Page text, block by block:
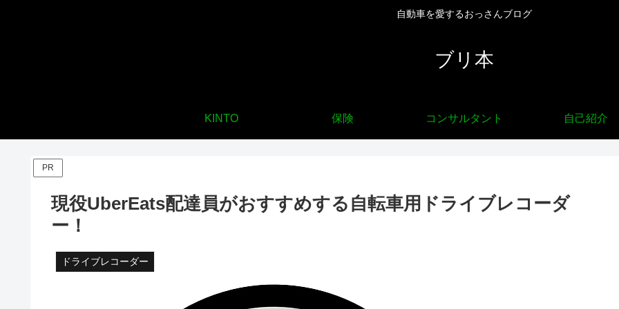
自動車を愛するおっさんブログ
ブリ本
KINTO 保険 コンサルタント 自己紹介
PR
現役UberEats配達員がおすすめする自転車用ドライブレコーダ
ー！
ドライブレコーダー